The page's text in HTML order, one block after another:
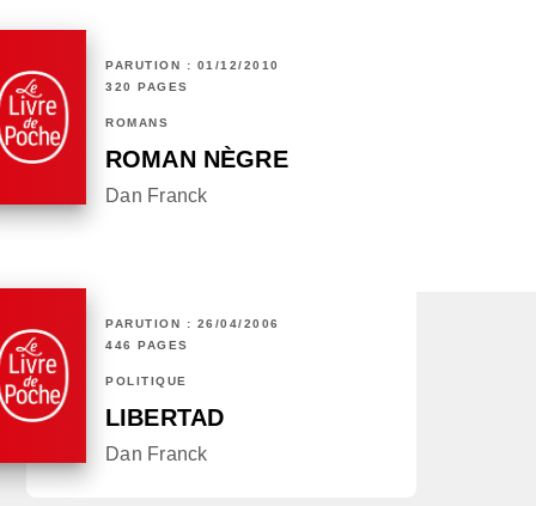
PARUTION : 01/12/2010
320 PAGES
ROMANS
ROMAN NÈGRE
Dan Franck
PARUTION : 26/04/2006
446 PAGES
POLITIQUE
LIBERTAD
Dan Franck